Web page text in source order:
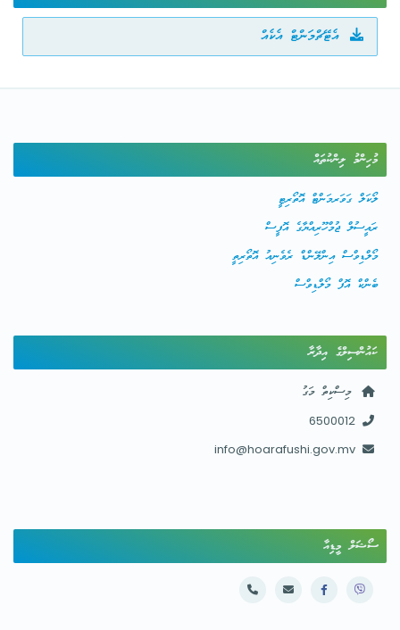
އެޓޭޗްމަންޓް އެކެއް
މުހިންމު ލިންކުތައް
ލޯކަލް ގަވަރމަންޓް އޮތޯރިޓީ
ރައީސުލް ޖުމްހޫރިއްޔާގެ އޮފީސް
މޯލްޑިވްސް އިންލޭންޑް ރެވެނިއު އޮތޯރިތީ
ބެންކް އޮފް މޯލްޑިވްސް
ކައުންސިލްގެ އިދާރާ
މިސްކިތް މަގު
6500012
info@hoarafushi.gov.mv
ސޯޝަލް މީޑިއާ